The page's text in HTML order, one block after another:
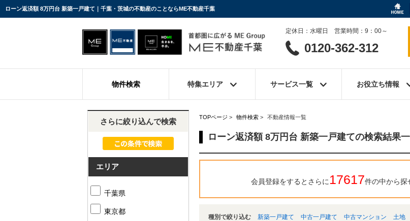
ローン返済額 8万円台 新築一戸建て｜千葉・茨城の不動産のことならME不動産千葉
定休日：水曜日 営業時間：9：00～
0120-362-312
物件検索 特集エリア サービス一覧 お役立ち情報
TOPページ > 物件検索 > 不動産情報一覧
ローン返済額 8万円台 新築一戸建ての検索結果
会員登録をするとさらに 17617件の中から探
種別で絞り込む 新築一戸建て 中古一戸建て 中古マンション 土地
さらに絞り込んで検索
エリア
千葉県
東京都